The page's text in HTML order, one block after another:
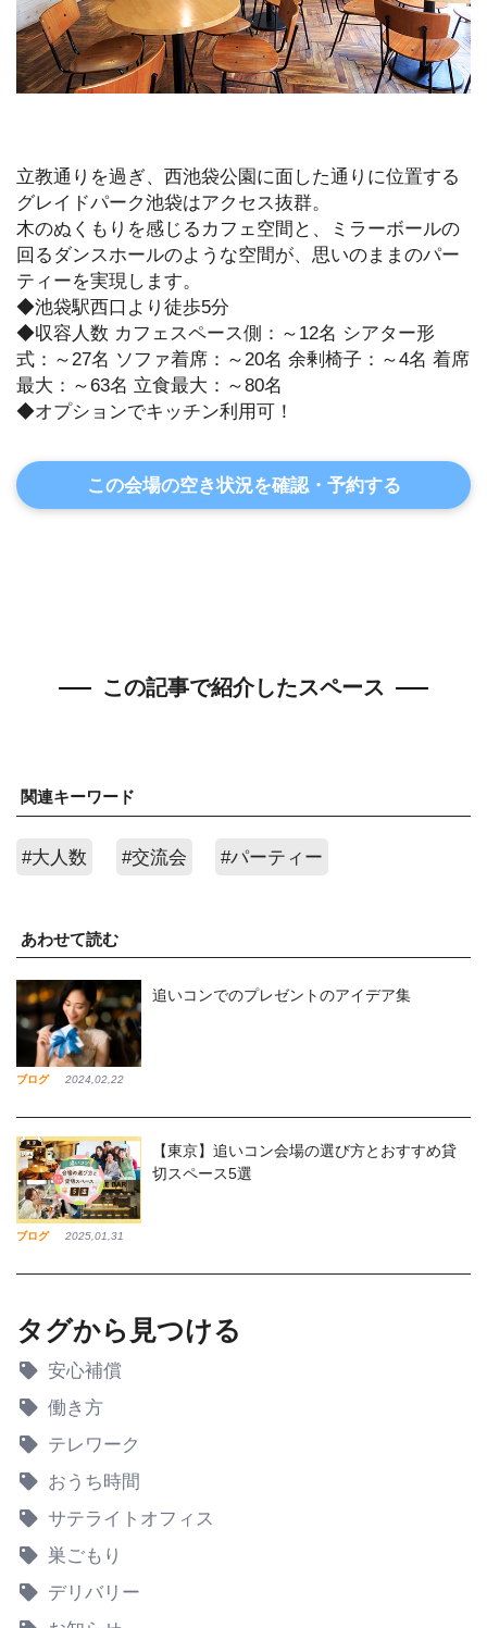
立教通りを過ぎ、西池袋公園に面した通りに位置する
グレイドパーク池袋はアクセス抜群。
木のぬくもりを感じるカフェ空間と、ミラーボールの
回るダンスホールのような空間が、思いのままのパー
ティーを実現します。
◆池袋駅西口より徒歩5分
◆収容人数 カフェスペース側：～12名 シアター形
式：～27名 ソファ着席：～20名 余剰椅子：～4名 着席
最大：～63名 立食最大：～80名
◆オプションでキッチン利用可！
この会場の空き状況を確認・予約する
この記事で紹介したスペース
関連キーワード
#大人数 #交流会 #パーティー
あわせて読む
ブログ 2024,02,22
追いコンでのプレゼントのアイデア集
ブログ 2025,01,31
【東京】追いコン会場の選び方とおすすめ貸
切スペース5選
タグから見つける
安心補償
働き方
テレワーク
おうち時間
サテライトオフィス
巣ごもり
デリバリー